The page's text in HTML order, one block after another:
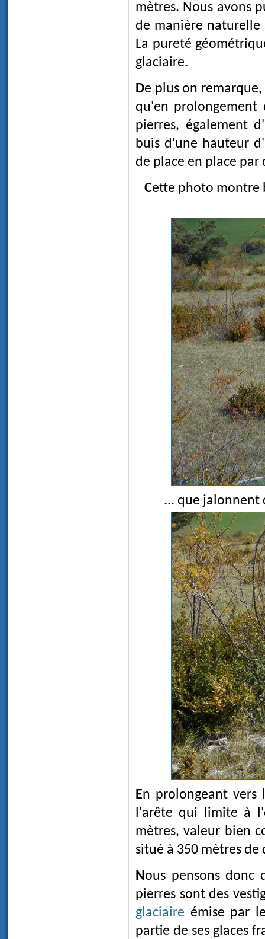
mètres. Nous avons
de manière naturelle
La pureté
glaciaire.
De plus on remarque, aussi bien sur les vues aériennes que sur le terrain,
qu'en prolongement
pierres, également
buis d'une hauteur
de place en place
Cette photo montre bien l'existence de plusieurs alignements de petits
... que jalonnent
En prolongeant vers le nord ces alignements de pierres, on parvient à
l'arête qui limite à
mètres, valeur bien
situé à 350 mètres de
Nous pensons
pierres sont des
glaciaire émise par
partie de ses glaces